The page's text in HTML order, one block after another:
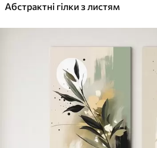
Абстрактні гілки з листям